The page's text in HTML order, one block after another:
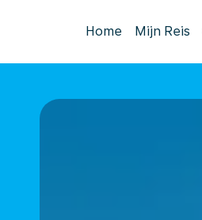
Home Mijn Reis